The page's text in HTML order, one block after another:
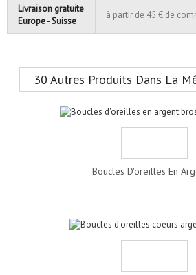
Livraison gratuite
Europe - Suisse
à partir de 45 € de
30 Autres Produits Dans La
Boucles D'oreilles En